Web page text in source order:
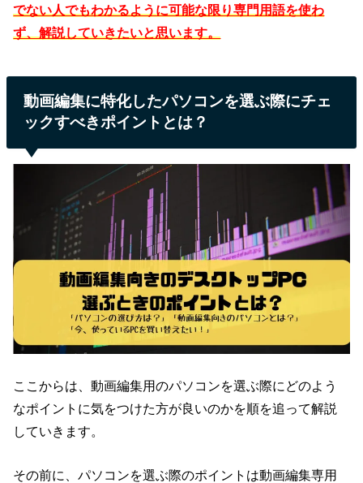
でない人でもわかるように可能な限り専門用語を使わ
ず、解説していきたいと思います。
動画編集に特化したパソコンを選ぶ際にチェ
ックすべきポイントとは？
ここからは、動画編集用のパソコンを選ぶ際にどのよう
なポイントに気をつけた方が良いのかを順を追って解説
していきます。
その前に、パソコンを選ぶ際のポイントは動画編集専用